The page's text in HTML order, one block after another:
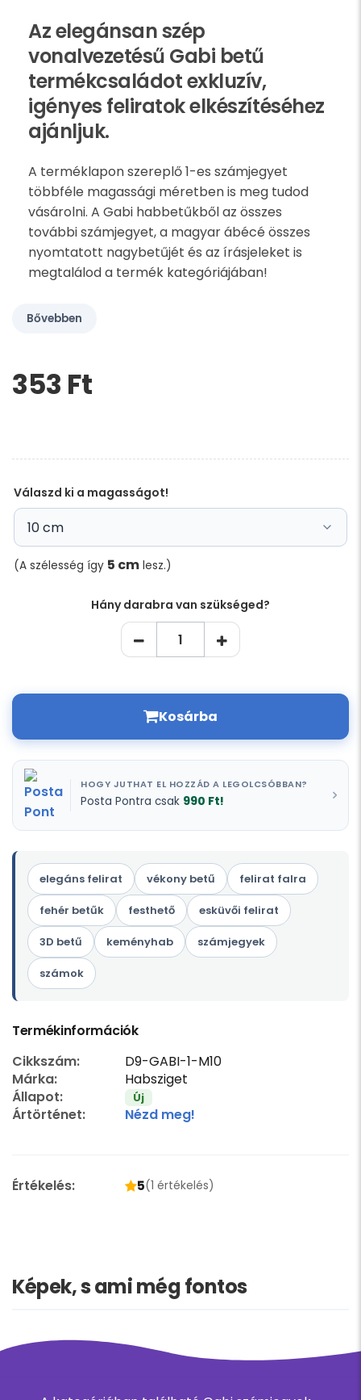
Az elegánsan szép
vonalvezetésű Gabi betű
termékcsaládot exkluzív,
igényes feliratok elkészítéséhez
ajánljuk.
A terméklapon szereplő 1-es számjegyet
többféle magassági méretben is meg tudod
vásárolni. A Gabi habbetűkből az összes
további számjegyet, a magyar ábécé összes
nyomtatott nagybetűjét és az írásjeleket is
megtalálod a termék kategóriájában!
Bővebben
Kérem,
hagyja
353 Ft‎
Válaszd ki a magasságot!
(A szélesség így 5 cm lesz.)
Hány darabra van szükséged?
Kosárba
HOGY JUTHAT EL HOZZÁD A LEGOLCSÓBBAN?
Posta Pontra csak 990 Ft!
elegáns felirat vékony betű felirat falra
fehér betűk festhető esküvői felirat
3D betű keményhab számjegyek
számok
Termékinformációk
Cikkszám:
D9-GABI-1-M10
Márka:
Habsziget
Állapot:
Új
Ártörténet: Nézd meg!
Értékelés: 5(1 értékelés)
Képek, s ami még fontos